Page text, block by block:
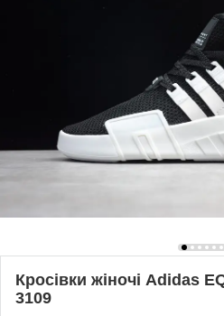
Кросівки жіночі Adidas
3109